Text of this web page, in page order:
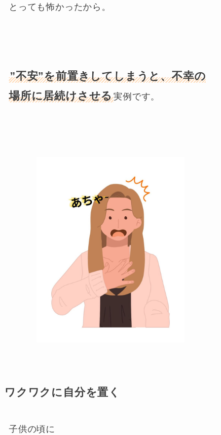
とっても怖かったから。
”不安”を前置きしてしまうと、不幸の
場所に居続けさせる実例です。
ワクワクに自分を置く
子供の頃に